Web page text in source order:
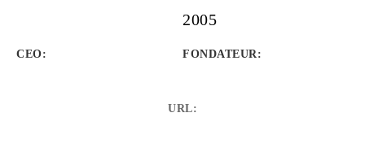
2005
CEO: FONDATEUR:
URL: